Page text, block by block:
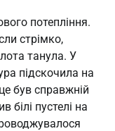
потепління.
стрімко,
танула. У
підскочила на
був справжній
білі пустелі на